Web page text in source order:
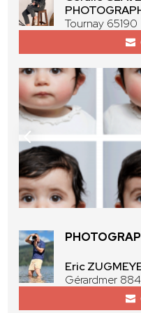
Tournay 65190
Eric
Gérardmer